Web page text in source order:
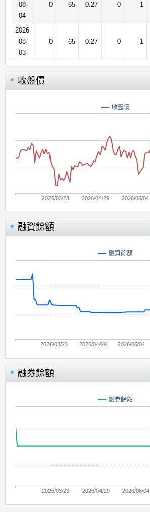
-08-
04
0 65 0.27 0 1
2026
-08-
03
0 65 0.27 0 1
收盤價
收盤價
2026/03/23 2026/04/29 2026/06/04
融資餘額
融資餘額
2026/03/23 2026/04/29 2026/06/04
融券餘額
融券餘額
2026/03/23 2026/04/29 2026/06/04